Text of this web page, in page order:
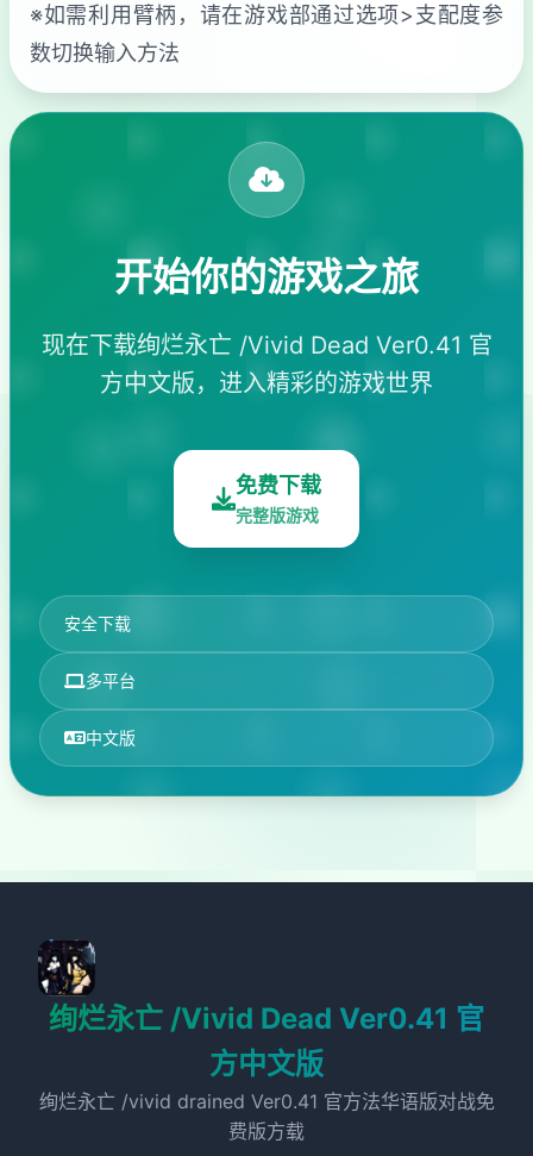
※如需利用臂柄，请在游戏部通过选项>支配度参
数切换输入方法
开始你的游戏之旅
现在下载绚烂永亡 /Vivid Dead Ver0.41 官
方中文版，进入精彩的游戏世界
免费下载
完整版游戏
安全下载
多平台
中文版
绚烂永亡 /Vivid Dead Ver0.41 官
方中文版
绚烂永亡 /vivid drained Ver0.41 官方法华语版对战免
费版方载